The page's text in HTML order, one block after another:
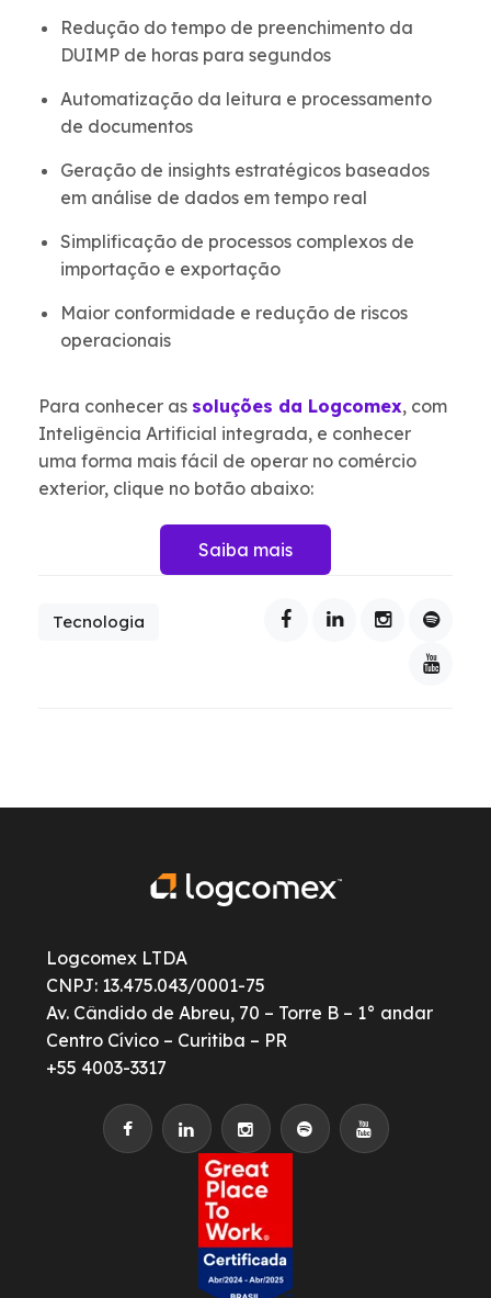
Redução do tempo de preenchimento da
DUIMP de horas para segundos
Automatização da leitura e processamento
de documentos
Geração de insights estratégicos baseados
em análise de dados em tempo real
Simplificação de processos complexos de
importação e exportação
Maior conformidade e redução de riscos
operacionais
Para conhecer as soluções da Logcomex, com
Inteligência Artificial integrada, e conhecer
uma forma mais fácil de operar no comércio
exterior, clique no botão abaixo:
Saiba mais
Tecnologia
Logcomex LTDA
CNPJ: 13.475.043/0001-75
Av. Cândido de Abreu, 70 – Torre B – 1° andar
Centro Cívico – Curitiba – PR
+55 4003-3317